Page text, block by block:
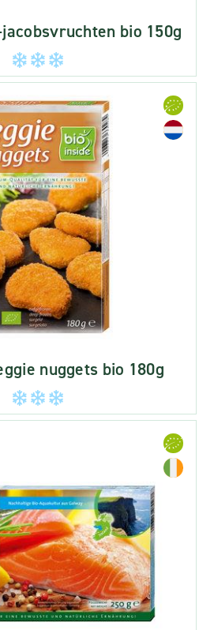
bio 150g
nuggets bio 180g